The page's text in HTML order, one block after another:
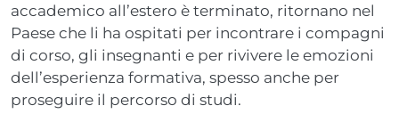
accademico all’estero è terminato, ritornano nel
Paese che li ha ospitati per incontrare i compagni
di corso, gli insegnanti e per rivivere le emozioni
dell’esperienza formativa, spesso anche per
proseguire il percorso di studi.